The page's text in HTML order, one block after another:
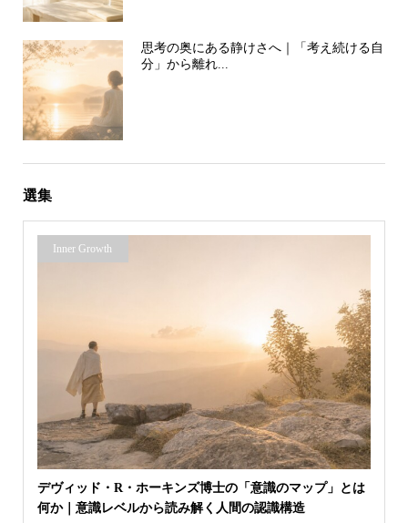
思考の奥にある静けさへ｜「考え続ける自
分」から離れ...
選集
Inner Growth
デヴィッド・R・ホーキンズ博士の「意識のマップ」とは
何か｜意識レベルから読み解く人間の認識構造